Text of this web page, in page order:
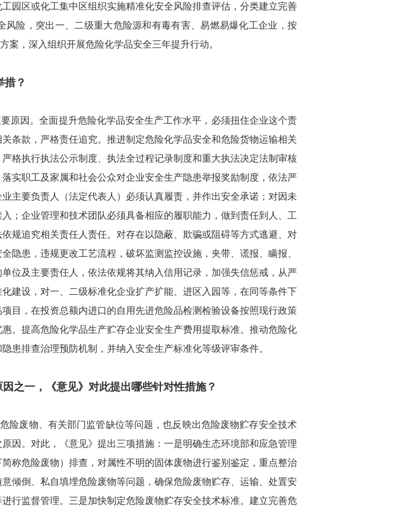
园区或化工集中区组织实施精准化安全风险排查评估，分类建立完善
险，突出一、二级重大危险源和有毒有害、易燃易爆化工企业，按
案，深入组织开展危险化学品安全三年提升行动。
措？
原因。全面提升危险化学品安全生产工作水平，必须扭住企业这个责
条款，严格责任追究。推进制定危险化学品安全和危险货物运输相关
格执行执法公示制度、执法全过程记录制度和重大执法决定法制审核
实职工及家属和社会公众对企业安全生产隐患举报奖励制度，依法严
主要负责人（法定代表人）必须认真履责，并作出安全承诺；对因未
；企业管理和技术团队必须具备相应的履职能力，做到责任到人、工
规追究相关责任人责任。对存在以隐蔽、欺骗或阻碍等方式逃避、对
隐患，违规更改工艺流程，破坏监测监控设施，夹带、谎报、瞒报、
位及主要责任人，依法依规将其纳入信用记录，加强失信惩戒，从严
建设，对一、二级标准化企业扩产扩能、进区入园等，在同等条件下
目，在投资总额内进口的自用先进危险品检测检验设备按照现行政策
。提高危险化学品生产贮存企业安全生产费用提取标准。推动危险化
患排查治理预防机制，并纳入安全生产标准化等级评审条件。
之一，《意见》对此提出哪些针对性措施？
险废物、有关部门监管缺位等问题，也反映出危险废物贮存安全技术
因。对此，《意见》提出三项措施：一是明确生态环境部和应急管理
称危险废物）排查，对属性不明的固体废物进行鉴别鉴定，重点整治
倾倒、私自填埋危险废物等问题，确保危险废物贮存、运输、处置安
行监督管理。三是加快制定危险废物贮存安全技术标准。建立完善危